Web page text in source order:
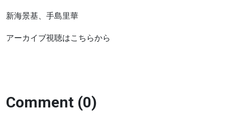
新海景基、手島里華
アーカイブ視聴はこちらから
Comment (0)